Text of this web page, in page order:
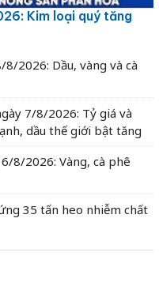
Kim loại quý tăng
2026: Dầu, vàng và cà
7/8/2026: Tỷ giá và
dầu thế giới bật tăng
8/2026: Vàng, cà phê
35 tấn heo nhiễm chất